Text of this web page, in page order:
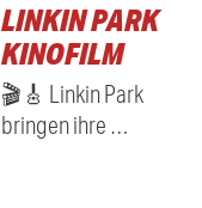
LINKIN PARK
KINOFILM
🎬🎸 Linkin Park
bringen ihre …